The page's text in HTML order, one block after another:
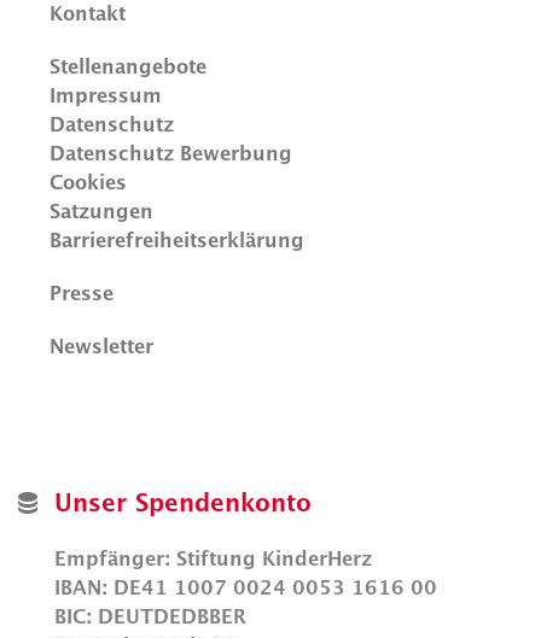
Kontakt
Stellenangebote
Impressum
Datenschutz
Datenschutz Bewerbung
Cookies
Satzungen
Barrierefreiheitserklärung
Presse
Newsletter
Unser Spendenkonto
Empfänger: Stiftung KinderHerz
IBAN: DE41 1007 0024 0053 1616 00
BIC: DEUTDEDBBER